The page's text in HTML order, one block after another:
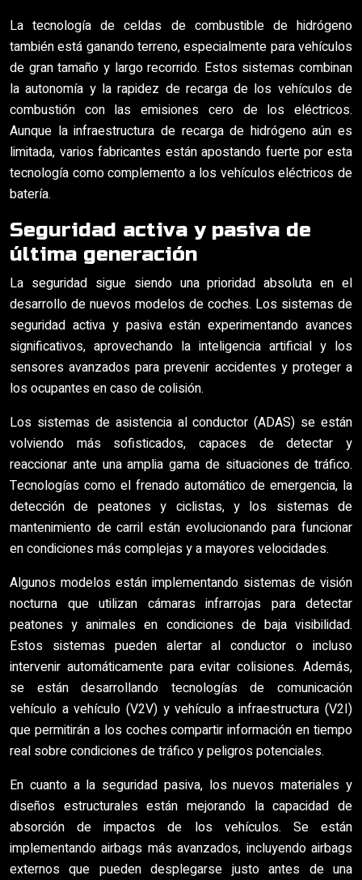
La tecnología de celdas de combustible de hidrógeno
también está ganando terreno, especialmente para vehículos
de gran tamaño y largo recorrido. Estos sistemas combinan
la autonomía y la rapidez de recarga de los vehículos de
combustión con las emisiones cero de los eléctricos.
Aunque la infraestructura de recarga de hidrógeno aún es
limitada, varios fabricantes están apostando fuerte por esta
tecnología como complemento a los vehículos eléctricos de
batería.
Seguridad activa y pasiva de
última generación
La seguridad sigue siendo una prioridad absoluta en el
desarrollo de nuevos modelos de coches. Los sistemas de
seguridad activa y pasiva están experimentando avances
significativos, aprovechando la inteligencia artificial y los
sensores avanzados para prevenir accidentes y proteger a
los ocupantes en caso de colisión.
Los sistemas de asistencia al conductor (ADAS) se están
volviendo más sofisticados, capaces de detectar y
reaccionar ante una amplia gama de situaciones de tráfico.
Tecnologías como el frenado automático de emergencia, la
detección de peatones y ciclistas, y los sistemas de
mantenimiento de carril están evolucionando para funcionar
en condiciones más complejas y a mayores velocidades.
Algunos modelos están implementando sistemas de visión
nocturna que utilizan cámaras infrarrojas para detectar
peatones y animales en condiciones de baja visibilidad.
Estos sistemas pueden alertar al conductor o incluso
intervenir automáticamente para evitar colisiones. Además,
se están desarrollando tecnologías de comunicación
vehículo a vehículo (V2V) y vehículo a infraestructura (V2I)
que permitirán a los coches compartir información en tiempo
real sobre condiciones de tráfico y peligros potenciales.
En cuanto a la seguridad pasiva, los nuevos materiales y
diseños estructurales están mejorando la capacidad de
absorción de impactos de los vehículos. Se están
implementando airbags más avanzados, incluyendo airbags
externos que pueden desplegarse justo antes de una